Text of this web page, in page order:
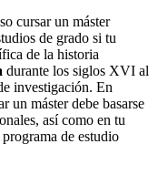
cursar un máster
de grado si tu
de la historia
durante los siglos XVI al
investigación. En
un máster debe basarse
así como en tu
de estudio